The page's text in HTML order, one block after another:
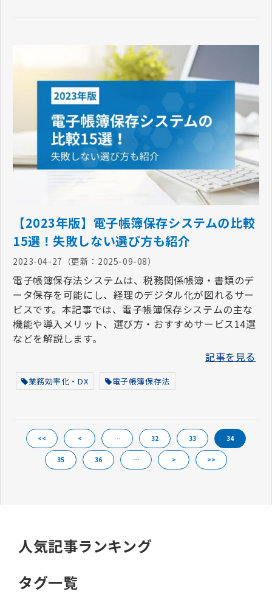
【2023年版】電子帳簿保存システムの比較
15選！失敗しない選び方も紹介
2023-04-27 （更新： 2025-09-08）
電子帳簿保存法システムは、税務関係帳簿・書類のデ
ータ保存を可能にし、経理のデジタル化が図れるサー
ビスです。本記事では、電子帳簿保存システムの主な
機能や導入メリット、選び方・おすすめサービス14選
などを解説します。
記事を見る
業務効率化・DX 電子帳簿保存法
<< < … 32 33 34
35 36 … > >>
人気記事ランキング
タグ一覧